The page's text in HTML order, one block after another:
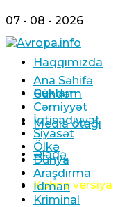
07 - 08 - 2026
Haqqımızda
Reklam
Media otağı
Əlaqə
Köhnə versiya
Ana Səhifə
Gündəm
Cəmiyyət
İqtisadiyyat
Siyasət
Ölkə
Dünya
Araşdırma
İdman
Kriminal